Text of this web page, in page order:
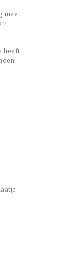
mee
heeft